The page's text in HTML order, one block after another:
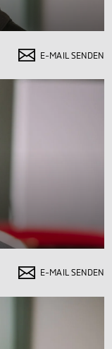
E-MAIL SENDEN
E-MAIL SENDEN